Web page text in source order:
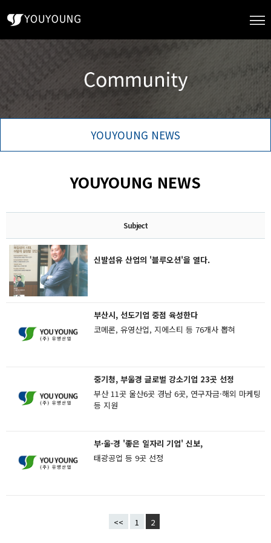
YOUYOUNG NEWS
YOUYOUNG NEWS
Subject
신발섬유 산업의 '블루오션'을 열다.
부산시, 선도기업 중점 육성한다
코메론, 유영산업, 지에스티 등 76개사 뽑혀
중기청, 부울경 글로벌 강소기업 23곳 선정
부산 11곳 울산6곳 경남 6곳, 연구자금·해외 마케팅
등 지원
부·울·경 '좋은 일자리 기업' 신보,
태광공업 등 9곳 선정
<< 1 2